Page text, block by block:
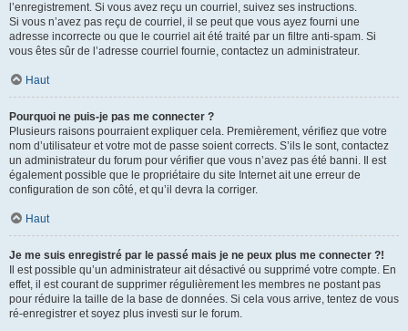
l’enregistrement. Si vous avez reçu un courriel, suivez ses instructions.
Si vous n’avez pas reçu de courriel, il se peut que vous ayez fourni une
adresse incorrecte ou que le courriel ait été traité par un filtre anti-spam. Si
vous êtes sûr de l’adresse courriel fournie, contactez un administrateur.
Haut
Pourquoi ne puis-je pas me connecter ?
Plusieurs raisons pourraient expliquer cela. Premièrement, vérifiez que votre
nom d’utilisateur et votre mot de passe soient corrects. S’ils le sont, contactez
un administrateur du forum pour vérifier que vous n’avez pas été banni. Il est
également possible que le propriétaire du site Internet ait une erreur de
configuration de son côté, et qu’il devra la corriger.
Haut
Je me suis enregistré par le passé mais je ne peux plus me connecter ?!
Il est possible qu’un administrateur ait désactivé ou supprimé votre compte. En
effet, il est courant de supprimer régulièrement les membres ne postant pas
pour réduire la taille de la base de données. Si cela vous arrive, tentez de vous
ré-enregistrer et soyez plus investi sur le forum.